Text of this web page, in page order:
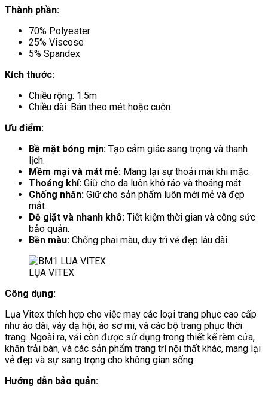
Thành phần:
70% Polyester
25% Viscose
5% Spandex
Kích thước:
Chiều rộng: 1.5m
Chiều dài: Bán theo mét hoặc cuộn
Ưu điểm:
Bề mặt bóng mịn: Tạo cảm giác sang trọng và thanh
lịch.
Mềm mại và mát mẻ: Mang lại sự thoải mái khi mặc.
Thoáng khí: Giữ cho da luôn khô ráo và thoáng mát.
Chống nhăn: Giữ cho sản phẩm luôn mới mẻ và đẹp
mắt.
Dễ giặt và nhanh khô: Tiết kiệm thời gian và công sức
bảo quản.
Bền màu: Chống phai màu, duy trì vẻ đẹp lâu dài.
LỤA VITEX
Công dụng:
Lụa Vitex thích hợp cho việc may các loại trang phục cao cấp
như áo dài, váy dạ hội, áo sơ mi, và các bộ trang phục thời
trang. Ngoài ra, vải còn được sử dụng trong thiết kế rèm cửa,
khăn trải bàn, và các sản phẩm trang trí nội thất khác, mang lại
vẻ đẹp và sự sang trọng cho không gian sống.
Hướng dẫn bảo quản: